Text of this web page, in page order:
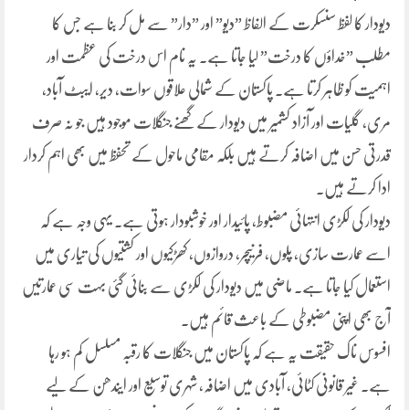
دیودار کا لفظ سنسکرت کے الفاظ ”دیو” اور ”دار” سے مل کر بنا ہے جس کا
مطلب ”خداؤں کا درخت” لیا جاتا ہے۔ یہ نام اس درخت کی عظمت اور
اہمیت کو ظاہر کرتا ہے۔ پاکستان کے شمالی علاقوں سوات، دیر، ایبٹ آباد،
مری، گلیات اور آزاد کشمیر میں دیودار کے گھنے جنگلات موجود ہیں جو نہ صرف
قدرتی حسن میں اضافہ کرتے ہیں بلکہ مقامی ماحول کے تحفظ میں بھی اہم کردار
ادا کرتے ہیں۔
دیودار کی لکڑی انتہائی مضبوط، پائیدار اور خوشبودار ہوتی ہے۔ یہی وجہ ہے کہ
اسے عمارت سازی، پلوں، فرنیچر، دروازوں، کھڑکیوں اور کشتیوں کی تیاری میں
استعمال کیا جاتا ہے۔ ماضی میں دیودار کی لکڑی سے بنائی گئی بہت سی عمارتیں
آج بھی اپنی مضبوطی کے باعث قائم ہیں۔
افسوس ناک حقیقت یہ ہے کہ پاکستان میں جنگلات کا رقبہ مسلسل کم ہو رہا
ہے۔ غیر قانونی کٹائی، آبادی میں اضافہ، شہری توسیع اور ایندھن کے لیے